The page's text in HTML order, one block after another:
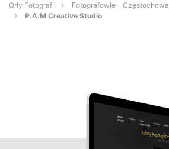
Orły Fotografii
Fotografowie - Częstochowa
P.A.M Creative Studio